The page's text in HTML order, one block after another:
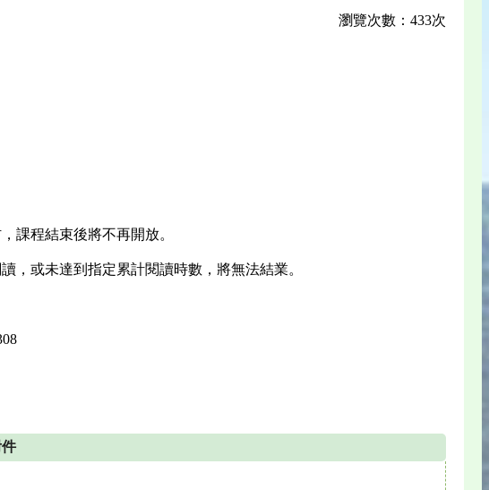
瀏覽次數：433次
課程結束後將不再開放。
，或未達到指定累計閱讀時數，將無法結業。